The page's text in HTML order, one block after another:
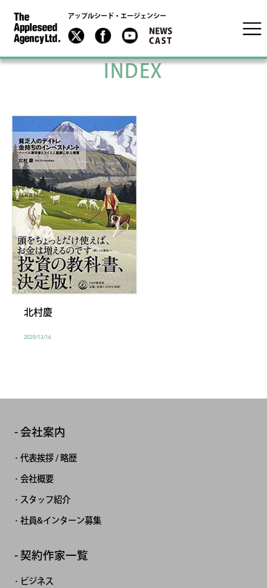
アップルシード・エージェンシー
INDEX
北村慶
2020/12/16
会社案内
代表挨拶 / 略歴
会社概要
スタッフ紹介
社員&インターン募集
契約作家一覧
ビジネス